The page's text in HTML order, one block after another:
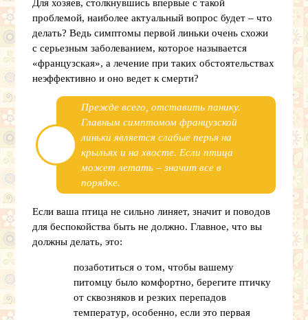
Для хозяев, столкнувшись впервые с такой
проблемой, наиболее актуальный вопрос будет – что
делать? Ведь симптомы первой линьки очень схожи
с серьезным заболеванием, которое называется
«французская», а лечение при таких обстоятельствах
неэффективно и оно ведет к смерти?
Прежде всего, отставить панику.
Главным симптомом французской
линьки является слабые перья на
крыльях и на хвосте. Если птица
может летать – значит все в
порядке.
Если ваша птица не сильно линяет, значит и поводов
для беспокойства быть не должно. Главное, что вы
должны делать, это:
позаботиться о том, чтобы вашему
питомцу было комфортно, берегите птичку
от сквозняков и резких перепадов
температур, особенно, если это первая